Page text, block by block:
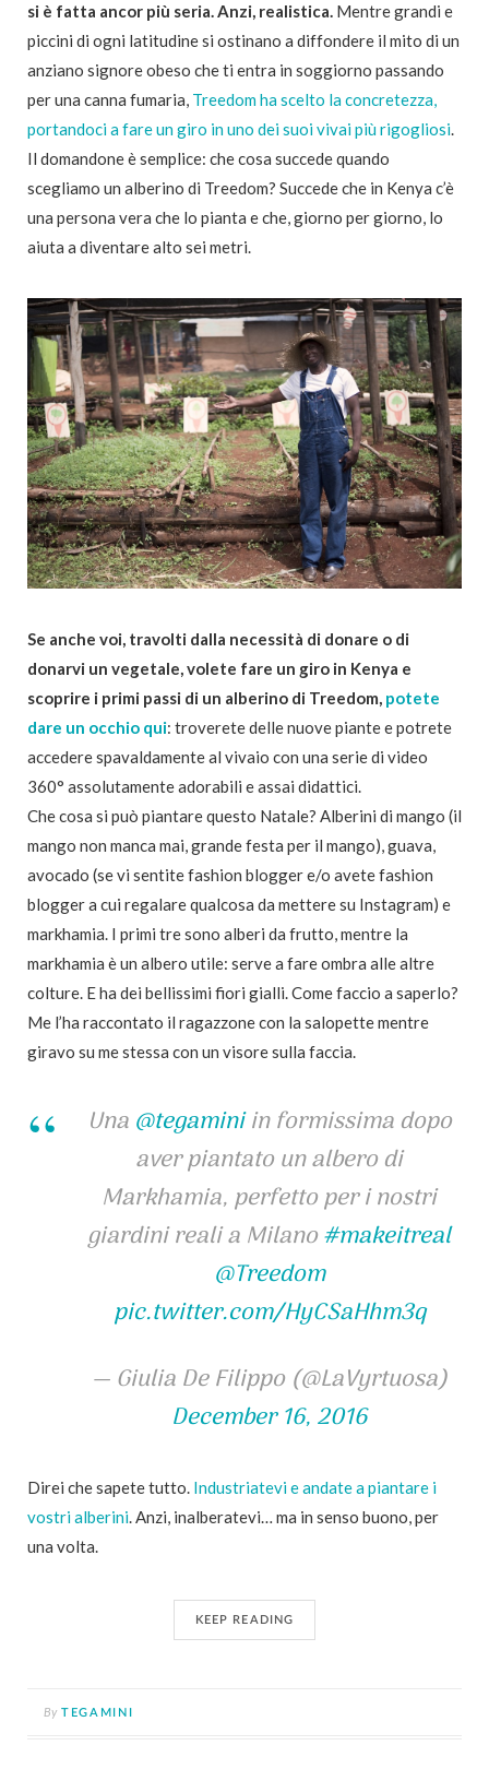
si è fatta ancor più seria. Anzi, realistica. Mentre grandi e
piccini di ogni latitudine si ostinano a diffondere il mito di un
anziano signore obeso che ti entra in soggiorno passando
per una canna fumaria, Treedom ha scelto la concretezza,
portandoci a fare un giro in uno dei suoi vivai più rigogliosi.
Il domandone è semplice: che cosa succede quando
scegliamo un alberino di Treedom? Succede che in Kenya c’è
una persona vera che lo pianta e che, giorno per giorno, lo
aiuta a diventare alto sei metri.
Se anche voi, travolti dalla necessità di donare o di
donarvi un vegetale, volete fare un giro in Kenya e
scoprire i primi passi di un alberino di Treedom, potete
dare un occhio qui: troverete delle nuove piante e potrete
accedere spavaldamente al vivaio con una serie di video
360° assolutamente adorabili e assai didattici.
Che cosa si può piantare questo Natale? Alberini di mango (il
mango non manca mai, grande festa per il mango), guava,
avocado (se vi sentite fashion blogger e/o avete fashion
blogger a cui regalare qualcosa da mettere su Instagram) e
markhamia. I primi tre sono alberi da frutto, mentre la
markhamia è un albero utile: serve a fare ombra alle altre
colture. E ha dei bellissimi fiori gialli. Come faccio a saperlo?
Me l’ha raccontato il ragazzone con la salopette mentre
giravo su me stessa con un visore sulla faccia.
Una @tegaminiin formissima dopo
aver piantato un albero di
Markhamia, perfetto per i nostri
giardini reali a Milano#makeitreal
@Treedom
pic.twitter.com/HyCSaHhm3q
— Giulia De Filippo (@LaVyrtuosa)
December 16, 2016
Direi che sapete tutto. Industriatevi e andate a piantare i
vostri alberini. Anzi, inalberatevi… ma in senso buono, per
una volta.
KEEP READING
By TEGAMINI